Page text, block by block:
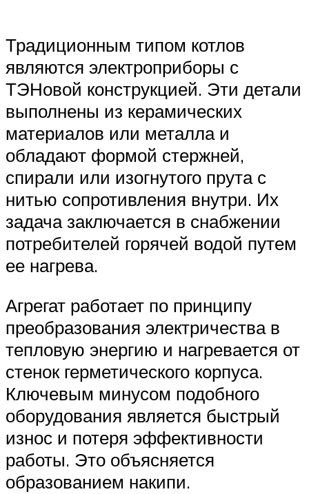
Традиционным типом котлов
являются электроприборы с
ТЭНовой конструкцией. Эти детали
выполнены из керамических
материалов или металла и
обладают формой стержней,
спирали или изогнутого прута с
нитью сопротивления внутри. Их
задача заключается в снабжении
потребителей горячей водой путем
ее нагрева.
Агрегат работает по принципу
преобразования электричества в
тепловую энергию и нагревается от
стенок герметического корпуса.
Ключевым минусом подобного
оборудования является быстрый
износ и потеря эффективности
работы. Это объясняется
образованием накипи.